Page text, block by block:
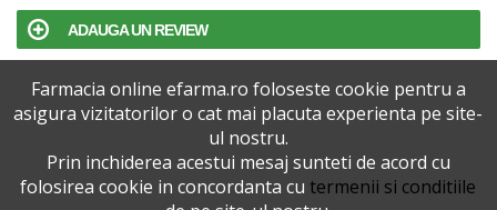
ADAUGA UN REVIEW
TERMENI SI CONDITII
POLITICA DE CONFIDENTIALITATE
VERSIUNEA DESKTOP
Farmacia online efarma.ro foloseste cookie pentru a
asigura vizitatorilor o cat mai placuta experienta pe site-
ul nostru.
Prin inchiderea acestui mesaj sunteti de acord cu
folosirea cookie in concordanta cu termenii si conditiile